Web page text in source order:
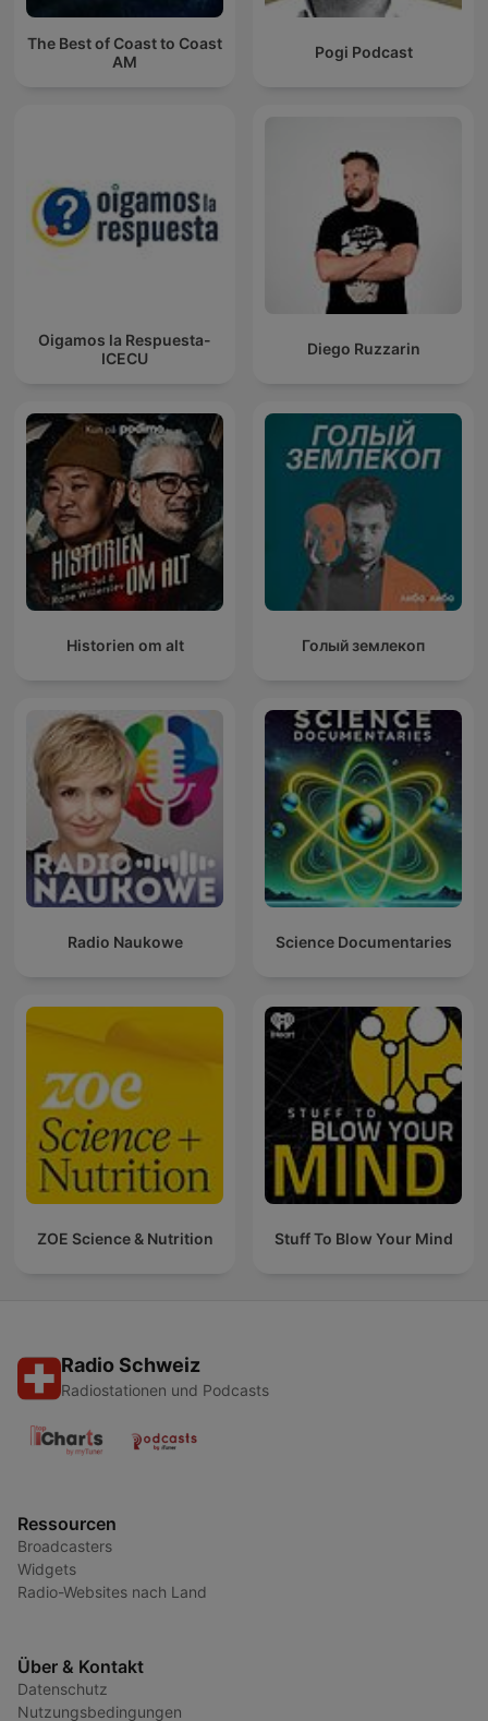
The Best of Coast to Coast
AM
Pogi Podcast
Oigamos la Respuesta-
ICECU
Diego Ruzzarin
Historien om alt Голый землекоп
Radio Naukowe Science Documentaries
ZOE Science & Nutrition Stuff To Blow Your Mind
Radio Schweiz
Radiostationen und Podcasts
Ressourcen
Broadcasters
Widgets
Radio-Websites nach Land
Über & Kontakt
Datenschutz
Nutzungsbedingungen